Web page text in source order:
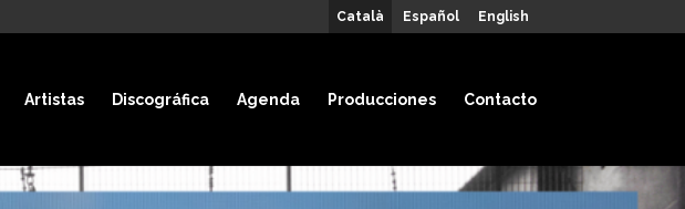
Català Español English
Artistas Discográfica Agenda Producciones Contacto